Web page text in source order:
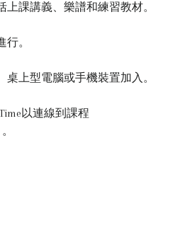
課講義、樂譜和練習教材。
。
上型電腦或手機裝置加入。
以連線到課程
。